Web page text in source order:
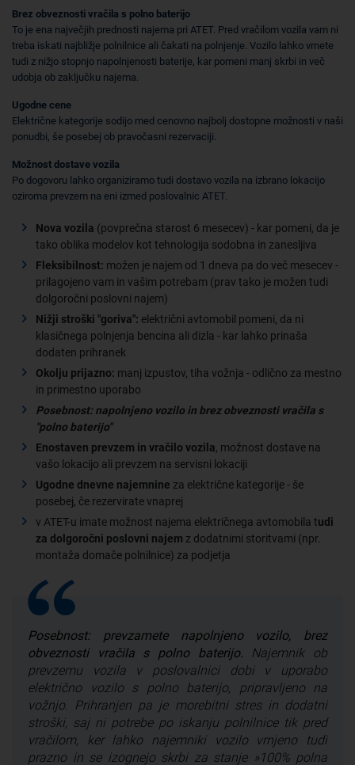
Brez obveznosti vračila s polno baterijo
To je ena največjih prednosti najema pri ATET. Pred vračilom vozila vam ni
treba iskati najbližje polnilnice ali čakati na polnjenje. Vozilo lahko vrnete
tudi z nižjo stopnjo napolnjenosti baterije, kar pomeni manj skrbi in več
udobja ob zaključku najema.
Ugodne cene
Električne kategorije sodijo med cenovno najbolj dostopne možnosti v naši
ponudbi, še posebej ob pravočasni rezervaciji.
Možnost dostave vozila
Po dogovoru lahko organiziramo tudi dostavo vozila na izbrano lokacijo
oziroma prevzem na eni izmed poslovalnic ATET.
Nova vozila (povprečna starost 6 mesecev) - kar pomeni, da je
tako oblika modelov kot tehnologija sodobna in zanesljiva
Fleksibilnost: možen je najem od 1 dneva pa do več mesecev -
prilagojeno vam in vašim potrebam (prav tako je možen tudi
dolgoročni poslovni najem)
Nižji stroški "goriva": električni avtomobil pomeni, da ni
klasičnega polnjenja bencina ali dizla - kar lahko prinaša
dodaten prihranek
Okolju prijazno: manj izpustov, tiha vožnja - odlično za mestno
in primestno uporabo
Posebnost: napolnjeno vozilo in brez obveznosti vračila s
"polno baterijo"
Enostaven prevzem in vračilo vozila , možnost dostave na
vašo lokacijo ali prevzem na servisni lokaciji
Ugodne dnevne najemnine za električne kategorije - še
posebej, če rezervirate vnaprej
v ATET-u imate možnost najema električnega avtomobila tudi
za dolgoročni poslovni najem z dodatnimi storitvami (npr.
montaža domače polnilnice) za podjetja
Posebnost: prevzamete napolnjeno vozilo, brez
obveznosti vračila s polno baterijo.
Najemnik ob
prevzemu vozila v poslovalnici dobi v uporabo
električno vozilo s polno baterijo, pripravljeno na
vožnjo. Prihranjen pa je morebitni stres in dodatni
stroški, saj ni potrebe po iskanju polnilnice tik pred
vračilom, ker lahko najemniki vozilo vrnjeno tudi
prazno in se izognejo skrbi za stanje »100% polna